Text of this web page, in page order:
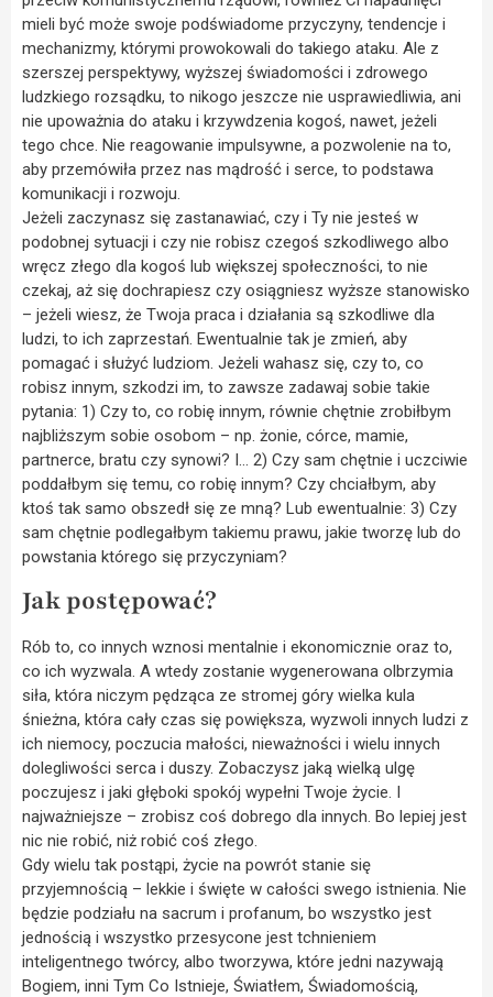
mieli być może swoje podświadome przyczyny, tendencje i
mechanizmy, którymi prowokowali do takiego ataku. Ale z
szerszej perspektywy, wyższej świadomości i zdrowego
ludzkiego rozsądku, to nikogo jeszcze nie usprawiedliwia, ani
nie upoważnia do ataku i krzywdzenia kogoś, nawet, jeżeli
tego chce. Nie reagowanie impulsywne, a pozwolenie na to,
aby przemówiła przez nas mądrość i serce, to podstawa
komunikacji i rozwoju.
Jeżeli zaczynasz się zastanawiać, czy i Ty nie jesteś w
podobnej sytuacji i czy nie robisz czegoś szkodliwego albo
wręcz złego dla kogoś lub większej społeczności, to nie
czekaj, aż się dochrapiesz czy osiągniesz wyższe stanowisko
– jeżeli wiesz, że Twoja praca i działania są szkodliwe dla
ludzi, to ich zaprzestań. Ewentualnie tak je zmień, aby
pomagać i służyć ludziom. Jeżeli wahasz się, czy to, co
robisz innym, szkodzi im, to zawsze zadawaj sobie takie
pytania: 1) Czy to, co robię innym, równie chętnie zrobiłbym
najbliższym sobie osobom – np. żonie, córce, mamie,
partnerce, bratu czy synowi? I… 2) Czy sam chętnie i uczciwie
poddałbym się temu, co robię innym? Czy chciałbym, aby
ktoś tak samo obszedł się ze mną? Lub ewentualnie: 3) Czy
sam chętnie podlegałbym takiemu prawu, jakie tworzę lub do
powstania którego się przyczyniam?
Jak postępować?
Rób to, co innych wznosi mentalnie i ekonomicznie oraz to,
co ich wyzwala. A wtedy zostanie wygenerowana olbrzymia
siła, która niczym pędząca ze stromej góry wielka kula
śnieżna, która cały czas się powiększa, wyzwoli innych ludzi z
ich niemocy, poczucia małości, nieważności i wielu innych
dolegliwości serca i duszy. Zobaczysz jaką wielką ulgę
poczujesz i jaki głęboki spokój wypełni Twoje życie. I
najważniejsze – zrobisz coś dobrego dla innych. Bo lepiej jest
nic nie robić, niż robić coś złego.
Gdy wielu tak postąpi, życie na powrót stanie się
przyjemnością – lekkie i święte w całości swego istnienia. Nie
będzie podziału na sacrum i profanum, bo wszystko jest
jednością i wszystko przesycone jest tchnieniem
inteligentnego twórcy, albo tworzywa, które jedni nazywają
Bogiem, inni Tym Co Istnieje, Światłem, Świadomością,